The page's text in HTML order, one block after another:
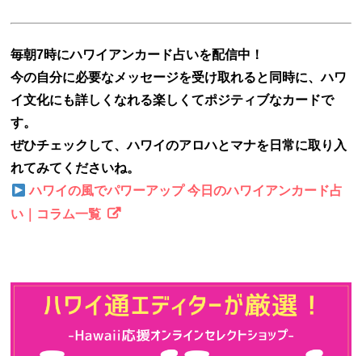
毎朝7時にハワイアンカード占いを配信中！
今の自分に必要なメッセージを受け取れると同時に、ハワ
イ文化にも詳しくなれる楽しくてポジティブなカードで
す。
ぜひチェックして、ハワイのアロハとマナを日常に取り入
れてみてくださいね。
ハワイの風でパワーアップ 今日のハワイアンカード占
い｜コラム一覧